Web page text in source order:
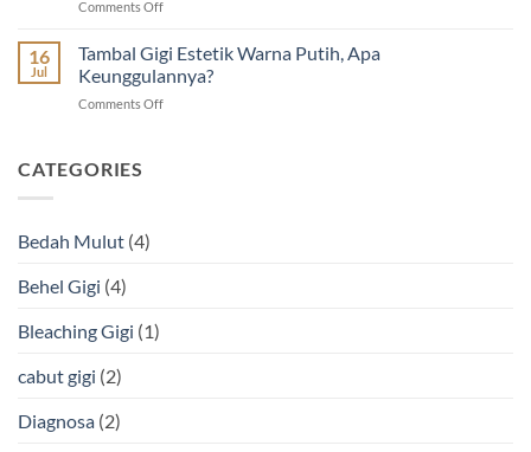
Gigi?
Rekomendasi
Comments Offon
Sariawan
Tidak
Sembuh-
Sembuh
16
Jul
Tambal Gigi Estetik Warna Putih, Apa
Keunggulannya?
Comments Offon
CATEGORIES
Bedah Mulut (4)
Behel Gigi (4)
Bleaching Gigi (1)
cabut gigi (2)
Diagnosa (2)